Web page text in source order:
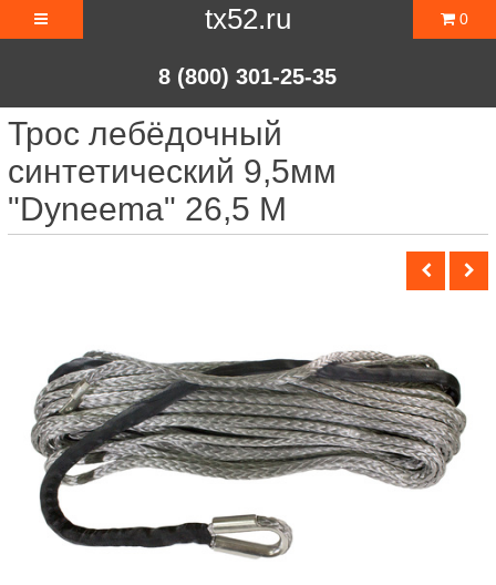
tx52.ru
8 (800) 301-25-35
0
Трос лебёдочный
синтетический 9,5мм
"Dyneema" 26,5 М